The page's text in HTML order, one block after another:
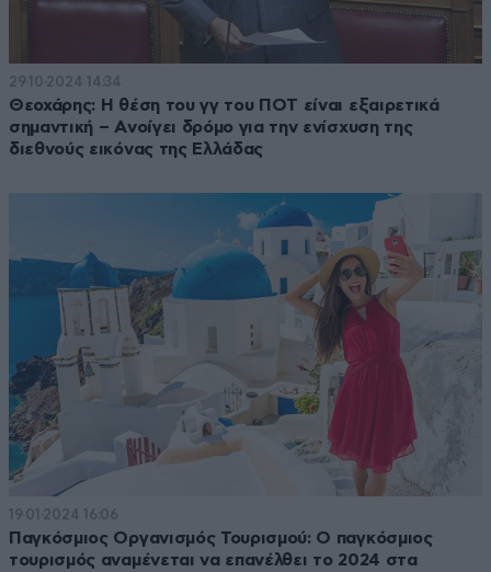
29·10·2024 14:34
Θεοχάρης: Η θέση του γγ του ΠΟΤ είναι εξαιρετικά
σημαντική – Aνοίγει δρόμο για την ενίσχυση της
διεθνούς εικόνας της Ελλάδας
19·01·2024 16:06
Παγκόσμιος Οργανισμός Τουρισμού: Ο παγκόσμιος
τουρισμός αναμένεται να επανέλθει το 2024 στα